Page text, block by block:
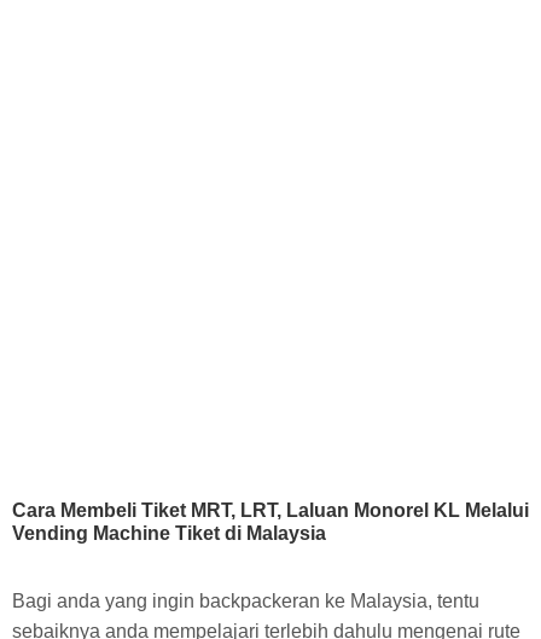
Cara Membeli Tiket MRT, LRT, Laluan Monorel KL Melalui
Vending Machine Tiket di Malaysia
Bagi anda yang ingin backpackeran ke Malaysia, tentu
sebaiknya anda mempelajari terlebih dahulu mengenai rute